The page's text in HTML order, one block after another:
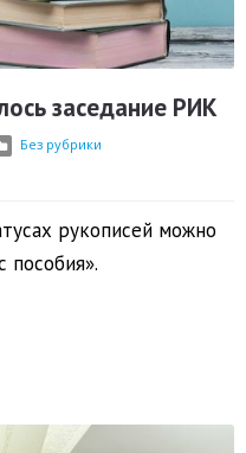
заседание РИК
Без рубрики
рукописей можно
пособия».